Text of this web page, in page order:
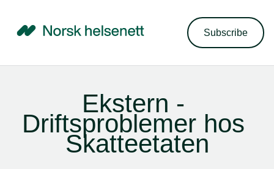
Subscribe
Ekstern -
Driftsproblemer hos
Skatteetaten